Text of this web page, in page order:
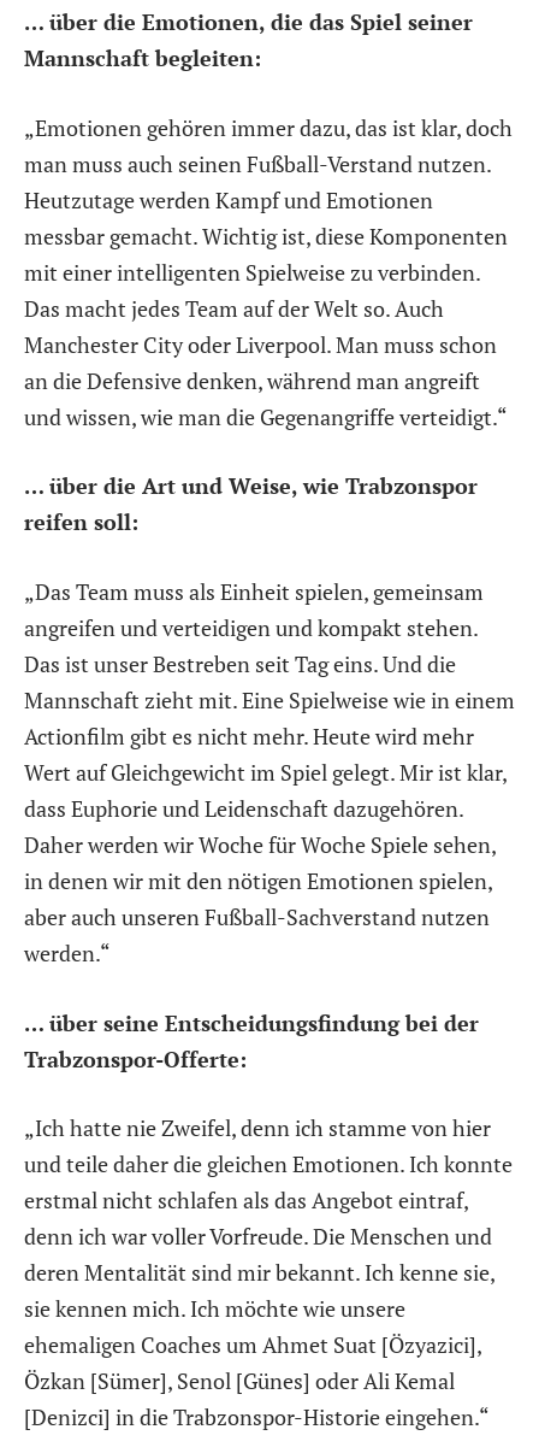
… über die Emotionen, die das Spiel seiner
Mannschaft begleiten:
„Emotionen gehören immer dazu, das ist klar, doch
man muss auch seinen Fußball-Verstand nutzen.
Heutzutage werden Kampf und Emotionen
messbar gemacht. Wichtig ist, diese Komponenten
mit einer intelligenten Spielweise zu verbinden.
Das macht jedes Team auf der Welt so. Auch
Manchester City oder Liverpool. Man muss schon
an die Defensive denken, während man angreift
und wissen, wie man die Gegenangriffe verteidigt.“
… über die Art und Weise, wie Trabzonspor
reifen soll:
„Das Team muss als Einheit spielen, gemeinsam
angreifen und verteidigen und kompakt stehen.
Das ist unser Bestreben seit Tag eins. Und die
Mannschaft zieht mit. Eine Spielweise wie in einem
Actionfilm gibt es nicht mehr. Heute wird mehr
Wert auf Gleichgewicht im Spiel gelegt. Mir ist klar,
dass Euphorie und Leidenschaft dazugehören.
Daher werden wir Woche für Woche Spiele sehen,
in denen wir mit den nötigen Emotionen spielen,
aber auch unseren Fußball-Sachverstand nutzen
werden.“
… über seine Entscheidungsfindung bei der
Trabzonspor-Offerte:
„Ich hatte nie Zweifel, denn ich stamme von hier
und teile daher die gleichen Emotionen. Ich konnte
erstmal nicht schlafen als das Angebot eintraf,
denn ich war voller Vorfreude. Die Menschen und
deren Mentalität sind mir bekannt. Ich kenne sie,
sie kennen mich. Ich möchte wie unsere
ehemaligen Coaches um Ahmet Suat [Özyazici],
Özkan [Sümer], Senol [Günes] oder Ali Kemal
[Denizci] in die Trabzonspor-Historie eingehen.“